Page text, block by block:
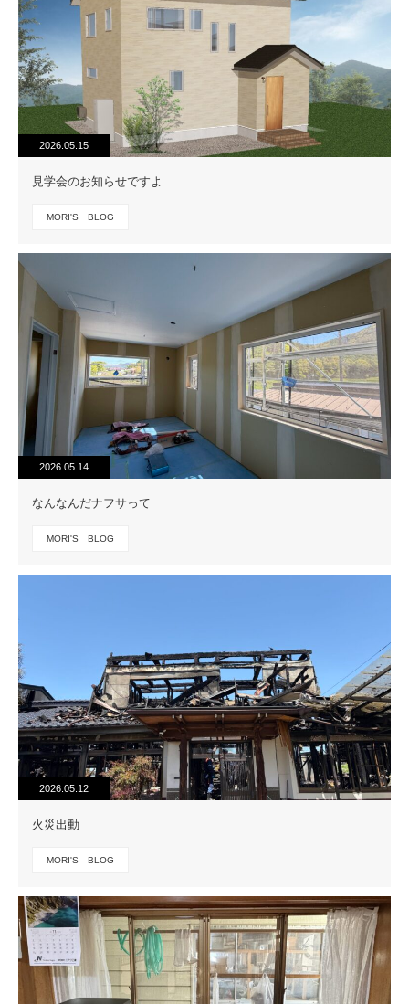
2026.05.15
見学会のお知らせですよ
MORI'S BLOG
2026.05.14
なんなんだナフサって
MORI'S BLOG
2026.05.12
火災出動
MORI'S BLOG